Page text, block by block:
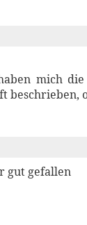
mich
beschrieben,
gut gefallen